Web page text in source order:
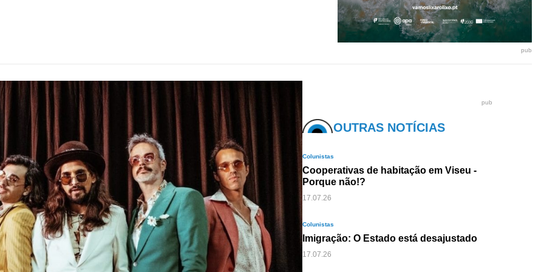
pub
pub
OUTRAS NOTÍCIAS
Colunistas
Cooperativas de habitação em Viseu -
Porque não!?
17.07.26
Colunistas
Imigração: O Estado está desajustado
17.07.26